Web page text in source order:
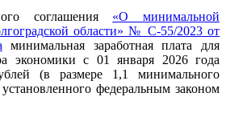
соглашения «О минимальной
области» № С-55/2023 от
минимальная заработная плата для
экономики с 01 января 2026 года
(в размере 1,1 минимального
федеральным законом